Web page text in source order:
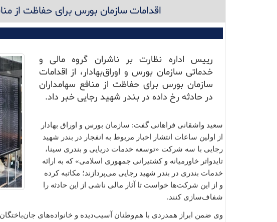
اثر داروی فشار خون در جلوگیری از صرعاقدامات سازمان بورس برای حفاظت از
رییس اداره نظارت بر ناشران گروه مالی و
خدماتی سازمان بورس و اوراق‌بهادار، از اقدامات
سازمان بورس برای حفاظت از منافع سهامداران
در حادثه رخ داده در بندر شهید رجایی خبر داد.
سعید واشقانی فراهانی گفت: سازمان بورس و اوراق بهادار
از اولین ساعات انتشار اخبار مربوط به انفجار در بندر شهید
رجایی با سه شرکت «توسعه خدمات دریایی و بندری سینا،
تایدواتر خاورمیانه و کشتیرانی جمهوری اسلامی» که به ارائه
خدمات بندری در بندر شهید رجایی می‌پردازند؛ مکاتبه کرده
و از این شرکت‌ها خواست تا آثار مالی ناشی از این حادثه را
شفاف‌سازی کنند.
وی ضمن ابراز همدردی با هم‌وطنان آسیب‌دیده و خانواده‌های جان‌باختگان